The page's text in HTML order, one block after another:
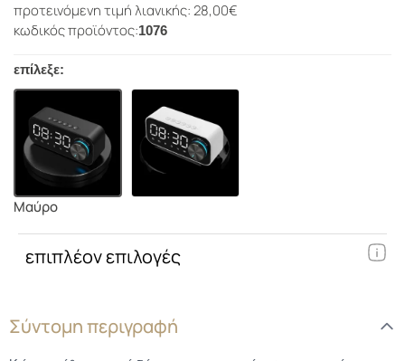
Σύντομη περιγραφή
προτεινόμενη τιμή λιανικής: 28,00€
κωδικός προϊόντος:1076
επίλεξε:
Μαύρο
επιπλέον επιλογές